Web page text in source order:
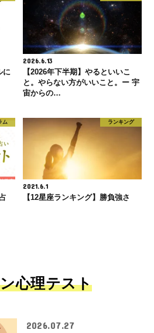
に
2026.6.13
【2026年下半期】やるといいこ
と。やらない方がいいこと。ー 宇
宙からの…
ム ランキング
2021.6.1
【12星座ランキング】勝負強さ
心理テスト
2026.07.27